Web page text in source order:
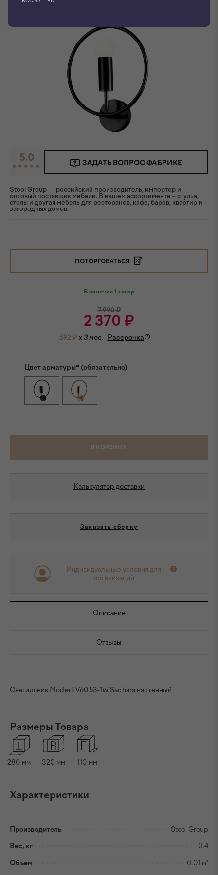
5.0 ЗАДАТЬ ВОПРОС ФАБРИКЕ
Stool Group — российский производитель, импортер и
оптовый поставщик мебели. В нашем ассортименте – стулья,
столы и другая мебель для ресторанов, кафе, баров, квартир и
загородных домов.
ПОТОРГОВАТЬСЯ
В наличии 1 товар
7 990₽
2 370 ₽
592 ₽ x 3 мес. Рассрочка
Цвет арматуры* (обязательно)
В КОРЗИНУ
Калькулятор доставки
Заказать сборку
Индивидуальные условия для
организаций
Описание
Отзывы
Светильник Moderli V6053-1W Sachara настенный
Размеры Товара
280 мм 320 мм 110 мм
Характеристики
Производитель Stool Group
Вес, кг 0.4
Объем 0.01 м³